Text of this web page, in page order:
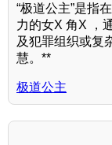
“极道公主”是指
力的女X 角X ，
及犯罪组织或复
慧。**
极道公主